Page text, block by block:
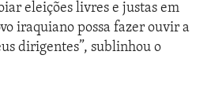
eleições livres e justas em
iraquiano possa fazer ouvir a
dirigentes”, sublinhou o